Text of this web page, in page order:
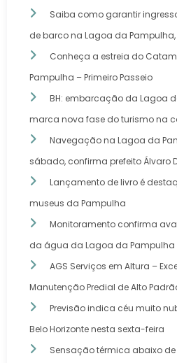
Saiba como garantir
de barco na Lagoa da Pampulha,
Conheça a estreia do
Pampulha – Primeiro Passeio
BH: embarcação da Lagoa
marca nova fase do turismo na
Navegação na Lagoa da
sábado, confirma prefeito Álvaro
Lançamento de livro é
museus da Pampulha
Monitoramento confirma
da água da Lagoa da Pampulha
AGS Serviços em Altura –
Manutenção Predial de Alto
Previsão indica céu muito
Belo Horizonte nesta sexta-feira
Sensação térmica abaixo